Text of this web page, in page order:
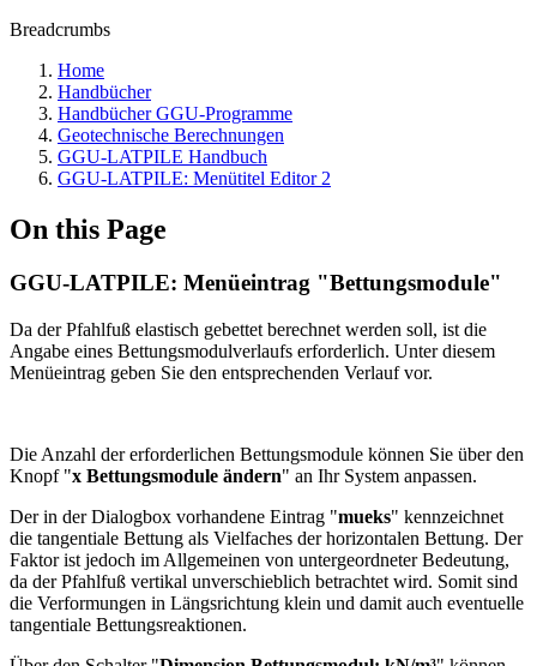
Breadcrumbs
Home
Handbücher
Handbücher GGU-Programme
Geotechnische Berechnungen
GGU-LATPILE Handbuch
GGU-LATPILE: Menütitel Editor 2
On this Page
GGU-LATPILE: Menüeintrag "Bettungsmodule"
Da der Pfahlfuß elastisch gebettet berechnet werden soll, ist die
Angabe eines Bettungsmodulverlaufs erforderlich. Unter diesem
Menüeintrag geben Sie den entsprechenden Verlauf vor.
Die Anzahl der erforderlichen Bettungsmodule können Sie über den
Knopf "x Bettungsmodule ändern" an Ihr System anpassen.
Der in der Dialogbox vorhandene Eintrag "mueks" kennzeichnet
die tangentiale Bettung als Vielfaches der horizontalen Bettung. Der
Faktor ist jedoch im Allgemeinen von untergeordneter Bedeutung,
da der Pfahlfuß vertikal unverschieblich betrachtet wird. Somit sind
die Verformungen in Längsrichtung klein und damit auch eventuelle
tangentiale Bettungsreaktionen.